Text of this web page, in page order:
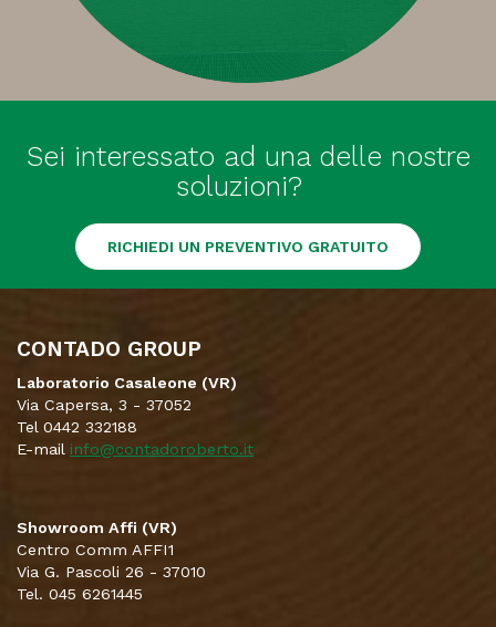
Sei interessato ad una delle nostre
soluzioni?
RICHIEDI UN PREVENTIVO GRATUITO
CONTADO GROUP
Laboratorio Casaleone (VR)
Via Capersa, 3 - 37052
Tel 0442 332188
E-mail info@contadoroberto.it
Showroom Affi (VR)
Centro Comm AFFI1
Via G. Pascoli 26 - 37010
Tel. 045 6261445